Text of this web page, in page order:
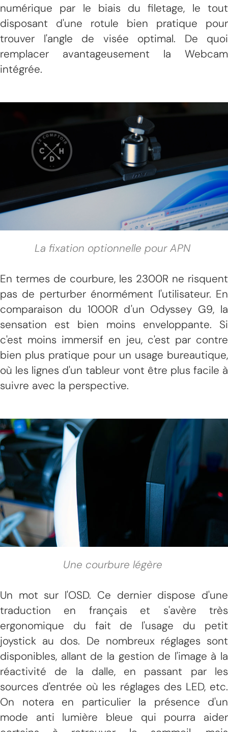
numérique par le biais du filetage, le tout
disposant d'une rotule bien pratique pour
trouver l'angle de visée optimal. De quoi
remplacer avantageusement la Webcam
intégrée.
La fixation optionnelle pour APN
En termes de courbure, les 2300R ne risquent
pas de perturber énormément l'utilisateur. En
comparaison du 1000R d'un Odyssey G9, la
sensation est bien moins enveloppante. Si
c'est moins immersif en jeu, c'est par contre
bien plus pratique pour un usage bureautique,
où les lignes d'un tableur vont être plus facile à
suivre avec la perspective.
Une courbure légère
Un mot sur l'OSD. Ce dernier dispose d'une
traduction en français et s'avère très
ergonomique du fait de l'usage du petit
joystick au dos. De nombreux réglages sont
disponibles, allant de la gestion de l'image à la
réactivité de la dalle, en passant par les
sources d'entrée où les réglages des LED, etc.
On notera en particulier la présence d'un
mode anti lumière bleue qui pourra aider